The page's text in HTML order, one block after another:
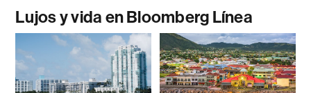
Lujos y vida en Bloomberg Línea